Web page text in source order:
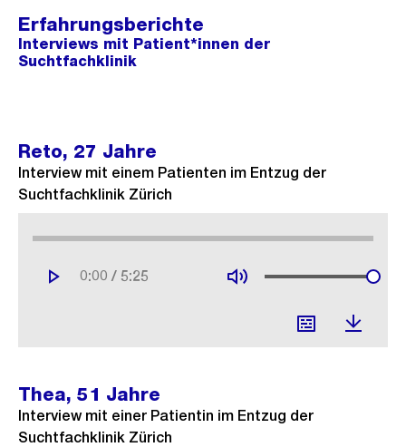
Erfahrungsberichte
Interviews mit Patient*innen der
Suchtfachklinik
Reto, 27 Jahre
Interview mit einem Patienten im Entzug der
Suchtfachklinik Zürich
/
Thea, 51 Jahre
Interview mit einer Patientin im Entzug der
Suchtfachklinik Zürich